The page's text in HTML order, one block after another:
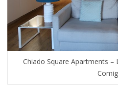
Chiado Square Apartments